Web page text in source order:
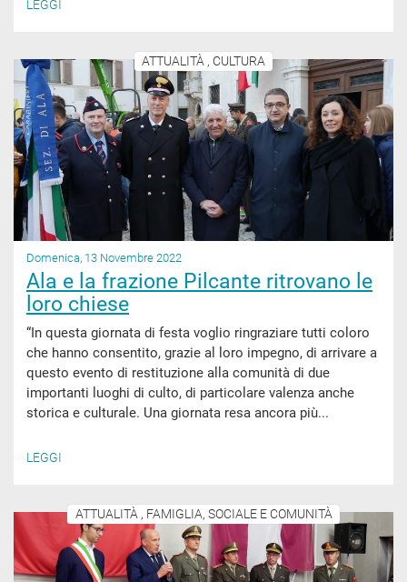
LEGGI
ATTUALITÀ , CULTURA
Domenica, 13 Novembre 2022
Ala e la frazione Pilcante ritrovano le
loro chiese
“In questa giornata di festa voglio ringraziare tutti coloro
che hanno consentito, grazie al loro impegno, di arrivare a
questo evento di restituzione alla comunità di due
importanti luoghi di culto, di particolare valenza anche
storica e culturale. Una giornata resa ancora più...
LEGGI
ATTUALITÀ , FAMIGLIA, SOCIALE E COMUNITÀ